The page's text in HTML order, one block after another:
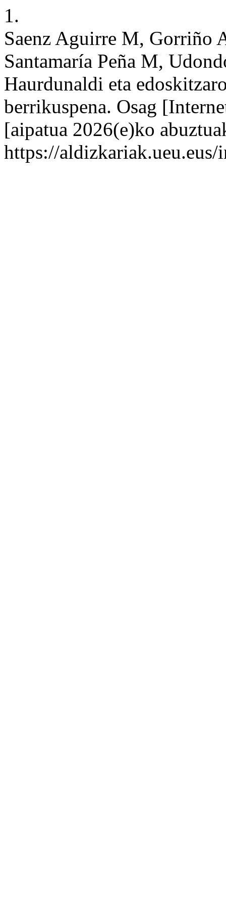
1.
Saenz Aguirre M, Gorriño
Santamaría Peña M,
Haurdunaldi eta
berrikuspena. Osag
[aipatua 2026(e)ko
https://